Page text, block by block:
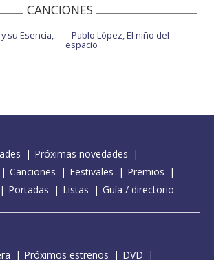
CANCIONES
su Esencia, Pablo López, El niño del
espacio
Próximas novedades
Canciones Festivales
Premios
Portadas Listas Guía / directorio
Próximos estrenos
DVD